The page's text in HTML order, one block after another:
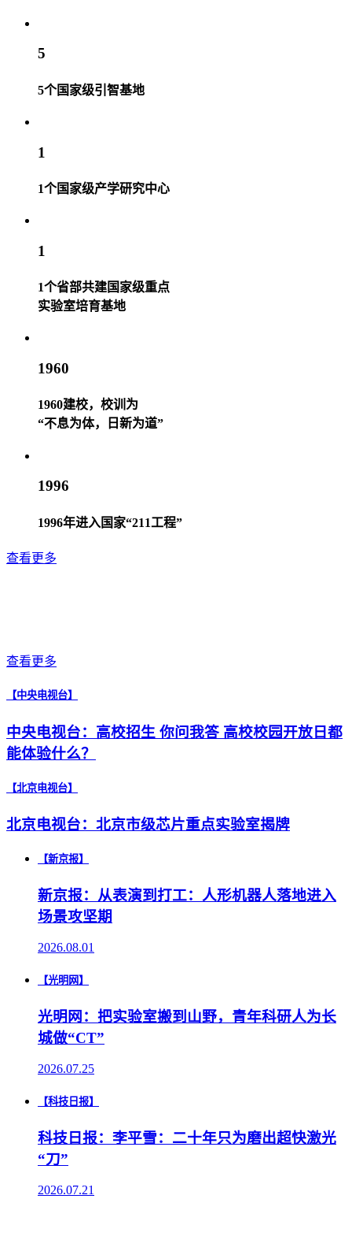
5
5个国家级引智基地
1
1个国家级产学研究中心
1
1个省部共建国家级重点
实验室培育基地
1960
1960建校，校训为
“不息为体，日新为道”
1996
1996年进入国家“211工程”
查看更多
查看更多
【中央电视台】
中央电视台：高校招生 你问我答 高校校园开放日都
能体验什么？
【北京电视台】
北京电视台：北京市级芯片重点实验室揭牌
【新京报】
新京报：从表演到打工：人形机器人落地进入
场景攻坚期
2026.08.01
【光明网】
光明网：把实验室搬到山野，青年科研人为长
城做“CT”
2026.07.25
【科技日报】
科技日报：李平雪：二十年只为磨出超快激光
“刀”
2026.07.21